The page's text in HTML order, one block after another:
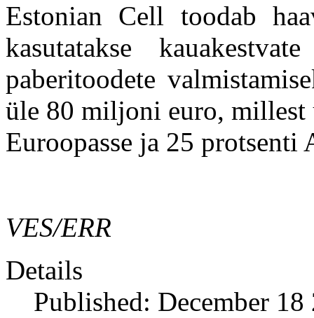
Estonian Cell toodab
kasutatakse
paberitoodete
üle 80 miljoni euro, millest
Euroopasse ja 25 protsenti
VES/ERR
Details
Published: December 18